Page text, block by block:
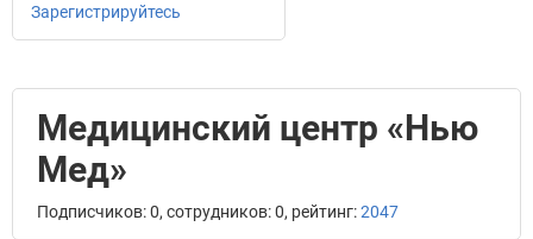
Зарегистрируйтесь
Медицинский центр «Нью
Мед»
Подписчиков: 0, сотрудников: 0, рейтинг:2047